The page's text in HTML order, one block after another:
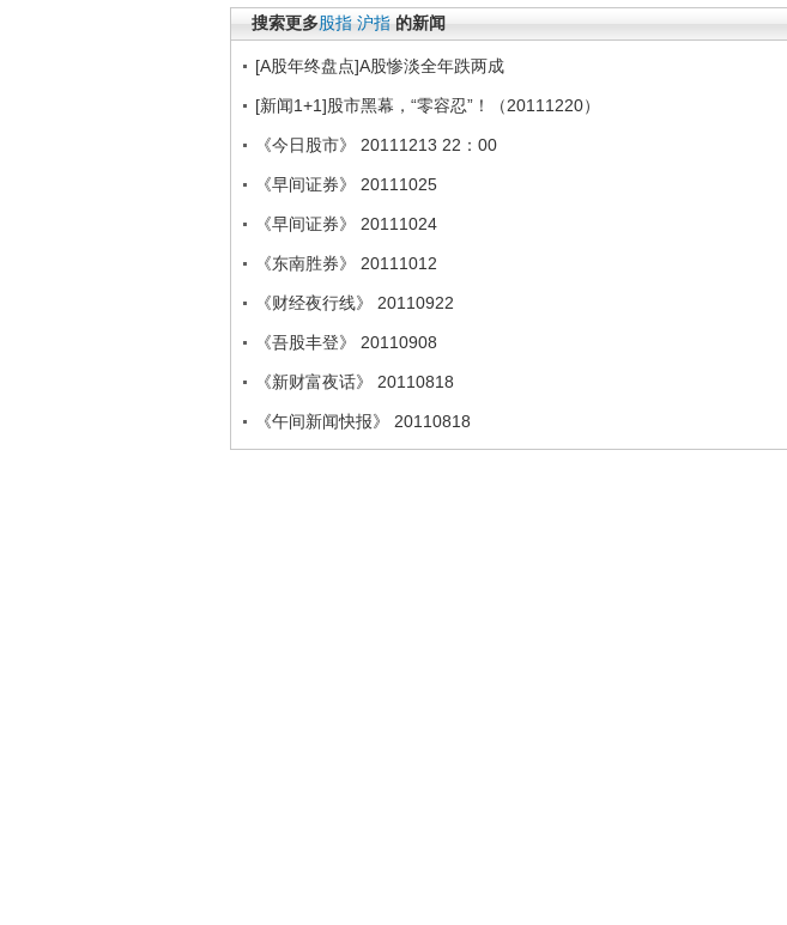
搜索更多股指 沪指 的新闻
[A股年终盘点]A股惨淡全年跌两成
[新闻1+1]股市黑幕，“零容忍”！（20111220）
《今日股市》 20111213 22：00
《早间证券》 20111025
《早间证券》 20111024
《东南胜券》 20111012
《财经夜行线》 20110922
《吾股丰登》 20110908
《新财富夜话》 20110818
《午间新闻快报》 20110818